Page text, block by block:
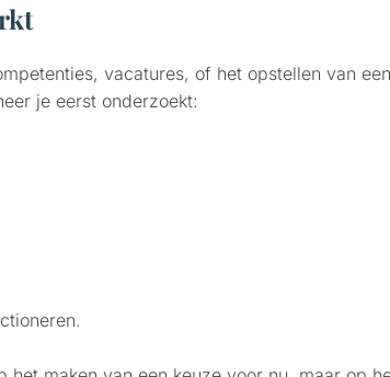
vacatures, of het opstellen van
je eerst onderzoekt: